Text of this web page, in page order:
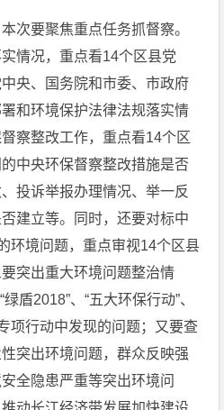
次要聚焦重点任务抓督察。
情况，重点看14个区县党
央、国务院和市委、市政府
和环境保护法律法规落实情
察整改工作，重点看14个区
中央环保督察整改措施是否
投诉举报办理情况、举一反
建立等。同时，还要对标中
环境问题，重点审视14个区县
突出重大环境问题整治情
盾2018”、“五大环保行动”、
项行动中发现的问题；又要查
突出环境问题，群众反映强
全隐患严重等突出环境问